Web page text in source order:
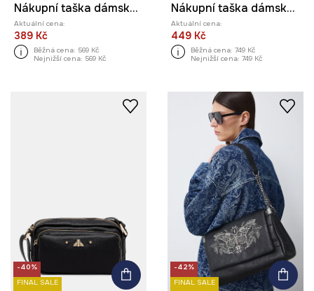
Nákupní taška dámská bavlněná z kolekce Kit Mizeres x Medicine
Aktuální cena:
389 Kč
Běžná cena: 569 Kč
Nejnižší cena: 569 Kč
Nákupní taška dámská bavlněná rostlinná
Aktuální cena:
449 Kč
Běžná cena: 749 Kč
Nejnižší cena: 749 Kč
-40%
FINAL SALE
-42%
FINAL SALE